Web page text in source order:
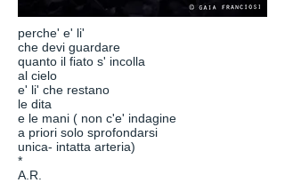
perche' e' li'
che devi guardare
quanto il fiato s' incolla
al cielo
e' li' che restano
le dita
e le mani ( non c'e' indagine
a priori solo sprofondarsi
unica- intatta arteria)
*
A.R.